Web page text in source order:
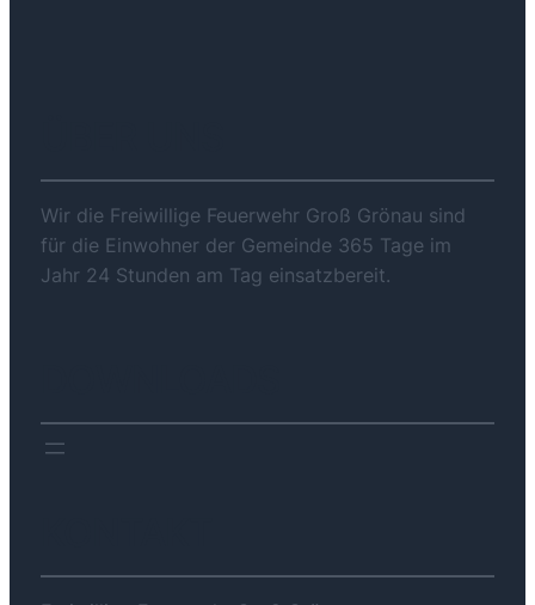
Wir die Freiwillige Feuerwehr Groß Grönau sind
für die Einwohner der Gemeinde 365 Tage im
Jahr 24 Stunden am Tag einsatzbereit.